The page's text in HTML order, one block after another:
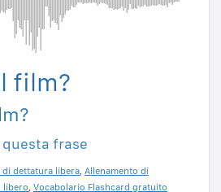
film?
frase
di dettatura libera, Allenamento di
libero, Vocabolario Flashcard gratuito